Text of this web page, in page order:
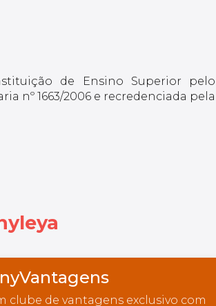
de Ensino Superior pelo
nº 1663/2006 e recredenciada pela
clube de vantagens exclusivo com